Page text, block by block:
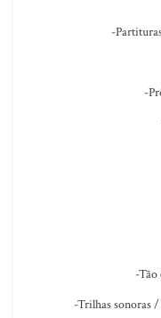
-
-
-Tão
-Trilhas sonoras